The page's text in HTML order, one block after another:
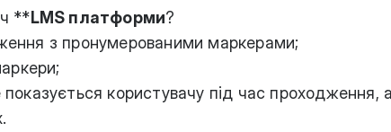
**LMS платформи?
з пронумерованими маркерами;
користувачу під час проходження,